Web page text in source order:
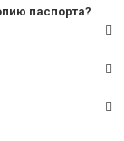
паспорта?